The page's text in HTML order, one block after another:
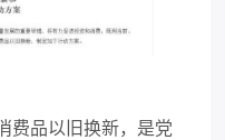
费品以旧换新，是党